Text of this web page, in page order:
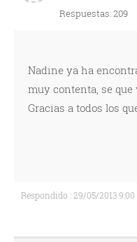
Respuestas: 209
Nadine ya ha
muy contenta, se que
Gracias a todos los
Respondido : 29/05/2013 9:00